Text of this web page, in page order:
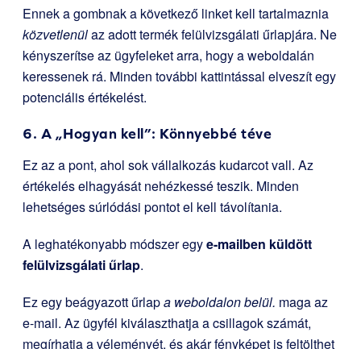
Ennek a gombnak a következő linket kell tartalmaznia
közvetlenülaz adott termék felülvizsgálati űrlapjára. Ne
kényszerítse az ügyfeleket arra, hogy a weboldalán
keressenek rá. Minden további kattintással elveszít egy
potenciális értékelést.
6. A „Hogyan kell”: Könnyebbé téve
Ez az a pont, ahol sok vállalkozás kudarcot vall. Az
értékelés elhagyását nehézkessé teszik. Minden
lehetséges súrlódási pontot el kell távolítania.
A leghatékonyabb módszer egye-mailben küldött
felülvizsgálati űrlap.
Ez egy beágyazott űrlapa weboldalon belül. maga az
e-mail. Az ügyfél kiválaszthatja a csillagok számát,
megírhatja a véleményét, és akár fényképet is feltölthet